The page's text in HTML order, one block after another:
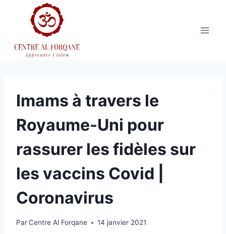
Imams à travers le
Royaume-Uni pour
rassurer les fidèles sur
les vaccins Covid |
Coronavirus
ParCentre Al Forqane 14 janvier 2021